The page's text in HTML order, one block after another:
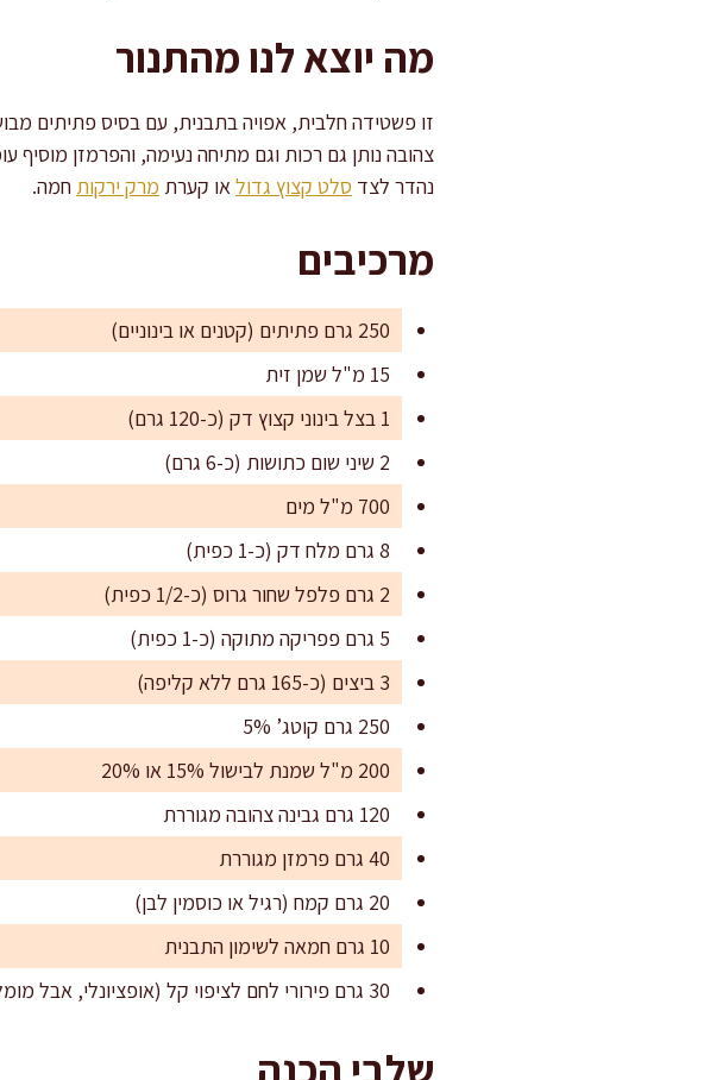
מה יוצא לנו מהתנור
זו פשטידה חלבית, אפויה בתבנית, עם בסיס פתיתים
צהובה נותן גם רכות וגם מתיחה נעימה, והפרמזן
נהדר לצד סלט קצוץ גדולאו קערת מרק ירקות חמה.
מרכיבים
250 גרם פתיתים (קטנים או בינוניים)
15 מ"ל שמן זית
1 בצל בינוני קצוץ דק (כ-120 גרם)
2 שיני שום כתושות (כ-6 גרם)
700 מ"ל מים
8 גרם מלח דק (כ-1 כפית)
2 גרם פלפל שחור גרוס (כ-1/2 כפית)
5 גרם פפריקה מתוקה (כ-1 כפית)
3 ביצים (כ-165 גרם ללא קליפה)
250 גרם קוטג’ 5%
200 מ"ל שמנת לבישול 15% או 20%
120 גרם גבינה צהובה מגוררת
40 גרם פרמזן מגוררת
20 גרם קמח (רגיל או כוסמין לבן)
10 גרם חמאה לשימון התבנית
30 גרם פירורי לחם לציפוי קל (אופציונלי, אבל מומלץ)